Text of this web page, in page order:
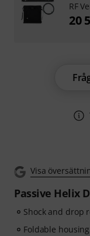
Visa
Passive Helix
Shock and drop
Foldable
RF
20